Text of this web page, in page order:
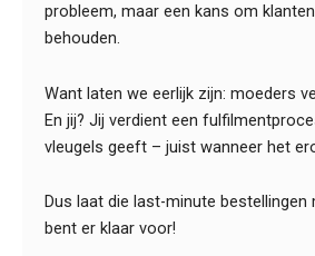
probleem, maar een kans om
behouden.
Want laten we eerlijk zijn: moeders
En jij? Jij verdient een
vleugels geeft – juist wanneer het
Dus laat die last-minute bestellingen
bent er klaar voor!